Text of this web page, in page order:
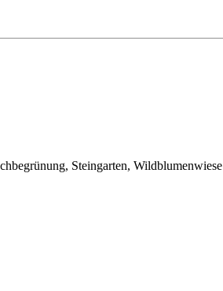
Steingarten, Wildblumenwiese